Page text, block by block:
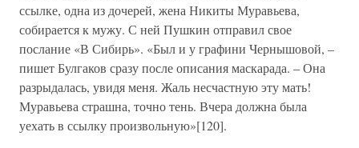
ссылке, одна из дочерей, жена Никиты Муравьева,
собирается к мужу. С ней Пушкин отправил свое
послание «В Сибирь». «Был и у графини Чернышовой, –
пишет Булгаков сразу после описания маскарада. – Она
разрыдалась, увидя меня. Жаль несчастную эту мать!
Муравьева страшна, точно тень. Вчера должна была
уехать в ссылку произвольную»[120].